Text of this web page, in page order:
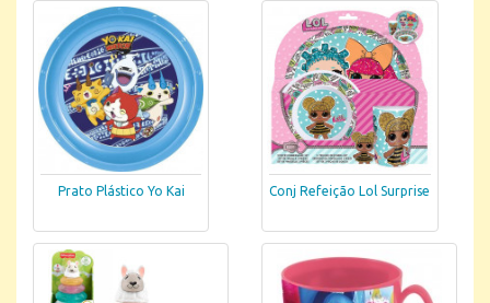
Prato Plástico Yo Kai Conj Refeição Lol Surprise